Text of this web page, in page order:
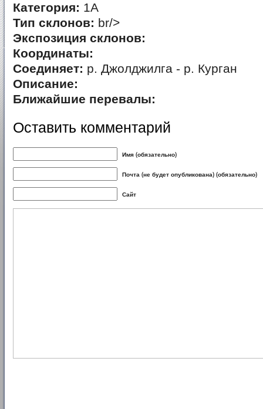
Категория: 1А
Тип склонов: br/>
Экспозиция склонов:
Координаты:
Соединяет: р. Джолджилга - р. Курган
Описание:
Ближайшие перевалы:
Оставить комментарий
Имя (обязательно)
Почта (не будет опубликована) (обязательно)
Сайт